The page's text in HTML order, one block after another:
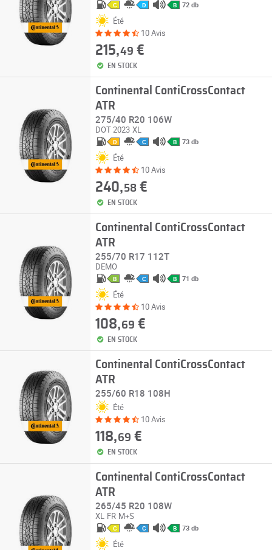
C D B 72 db
Été
10 Avis
215,49 €
EN STOCK
Continental ContiCrossContact
ATR
275/40 R20 106W
DOT 2023 XL
D C B 73 db
Été
10 Avis
240,58€
EN STOCK
Continental ContiCrossContact
ATR
255/70 R17 112T
DEMO
B C B 71 db
Été
10 Avis
108,69 €
EN STOCK
Continental ContiCrossContact
ATR
255/60 R18 108H
Été
10 Avis
118,69 €
EN STOCK
Continental ContiCrossContact
ATR
265/45 R20 108W
XL FR M+S
C C B 73 db
Été